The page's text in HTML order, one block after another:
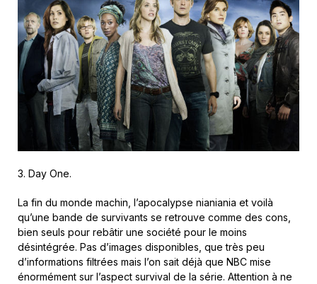
3. Day One.
La fin du monde machin, l’apocalypse nianiania et voilà
qu’une bande de survivants se retrouve comme des cons,
bien seuls pour rebâtir une société pour le moins
désintégrée. Pas d’images disponibles, que très peu
d’informations filtrées mais l’on sait déjà que NBC mise
énormément sur l’aspect survival de la série. Attention à ne